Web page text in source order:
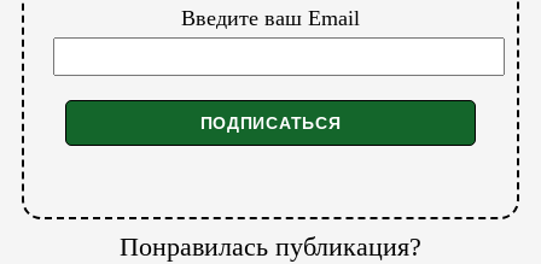
Введите ваш Email
Понравилась публикация?